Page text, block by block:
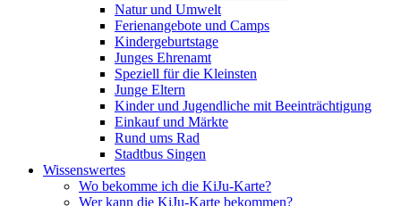
Natur und Umwelt
Ferienangebote und Camps
Kindergeburtstage
Junges Ehrenamt
Speziell für die Kleinsten
Junge Eltern
Kinder und Jugendliche mit Beeinträchtigung
Einkauf und Märkte
Rund ums Rad
Stadtbus Singen
Wissenswertes
Wo bekomme ich die KiJu-Karte?
Wer kann die KiJu-Karte bekommen?